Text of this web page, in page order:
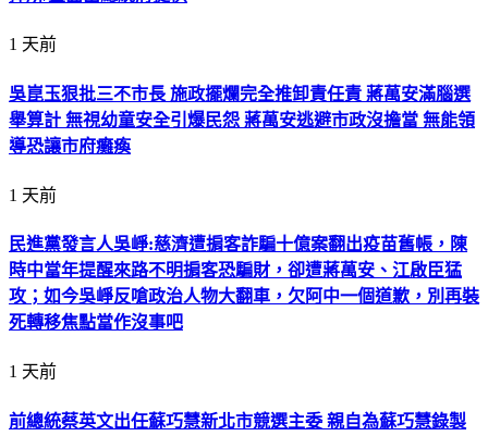
1 天前
吳崑玉狠批三不市長 施政擺爛完全推卸責任責 蔣萬安滿腦選
舉算計 無視幼童安全引爆民怨 蔣萬安逃避市政沒擔當 無能領
導恐讓市府癱瘓
1 天前
民進黨發言人吳崢:慈濟遭掮客詐騙十億案翻出疫苗舊帳，陳
時中當年提醒來路不明掮客恐騙財，卻遭蔣萬安、江啟臣猛
攻；如今吳崢反嗆政治人物大翻車，欠阿中一個道歉，別再裝
死轉移焦點當作沒事吧
1 天前
前總統蔡英文出任蘇巧慧新北市競選主委 親自為蘇巧慧錄製